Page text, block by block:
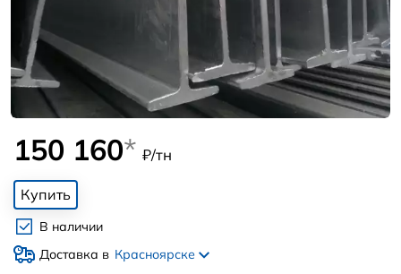
150 160* ₽/тн
Купить
В наличии
Доставка в Красноярске